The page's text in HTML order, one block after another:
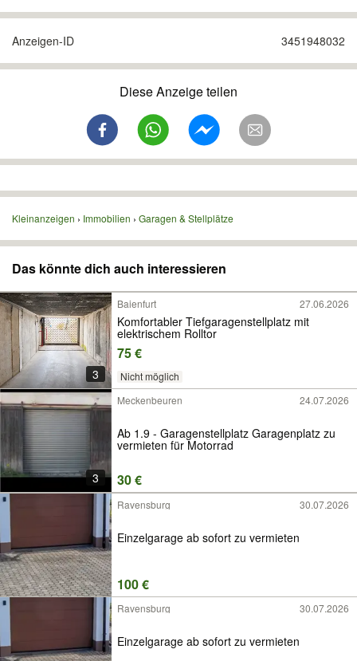
Anzeigen-ID 3451948032
Diese Anzeige teilen
Kleinanzeigen Immobilien Garagen & Stellplätze
Das könnte dich auch interessieren
3
Baienfurt 27.06.2026
Komfortabler Tiefgaragenstellplatz mit
elektrischem Rolltor
75 €
Nicht möglich
3
Meckenbeuren 24.07.2026
Ab 1.9 - Garagenstellplatz Garagenplatz zu
vermieten für Motorrad
30 €
Ravensburg 30.07.2026
Einzelgarage ab sofort zu vermieten
100 €
Ravensburg 30.07.2026
Einzelgarage ab sofort zu vermieten